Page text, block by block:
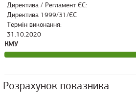
Директива / Регламент ЄС:
Директива 1999/31/ЄС
Термін виконання:
31.10.2020
КМУ
Розрахунок показника